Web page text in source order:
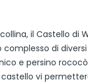
il Castello di
di
e persino
vi